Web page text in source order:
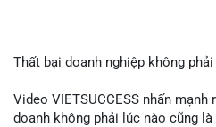
Thất bại doanh nghiệp không
Video VIETSUCCESS nhấn
doanh không phải lúc nào cũng